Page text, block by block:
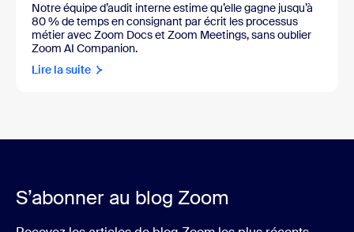
Notre équipe d’audit interne estime qu’elle gagne jusqu’à
80 % de temps en consignant par écrit les processus
métier avec Zoom Docs et Zoom Meetings, sans oublier
Zoom AI Companion.
Lire la suite
S’abonner au blog Zoom